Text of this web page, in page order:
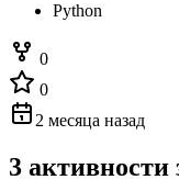
Python
0
0
2 месяца назад
3 активности